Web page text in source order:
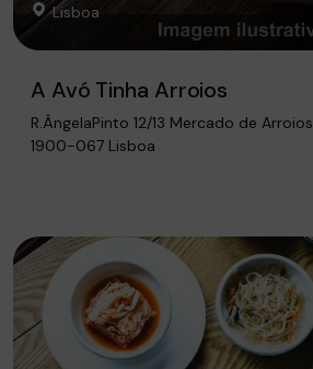
Lisboa
A Avó Tinha Arroios
R.ÂngelaPinto 12/13 Mercado de Arroios
1900-067 Lisboa